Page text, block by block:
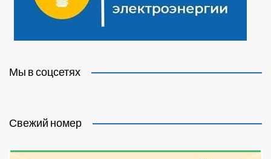
Мы в соцсетях
Свежий номер